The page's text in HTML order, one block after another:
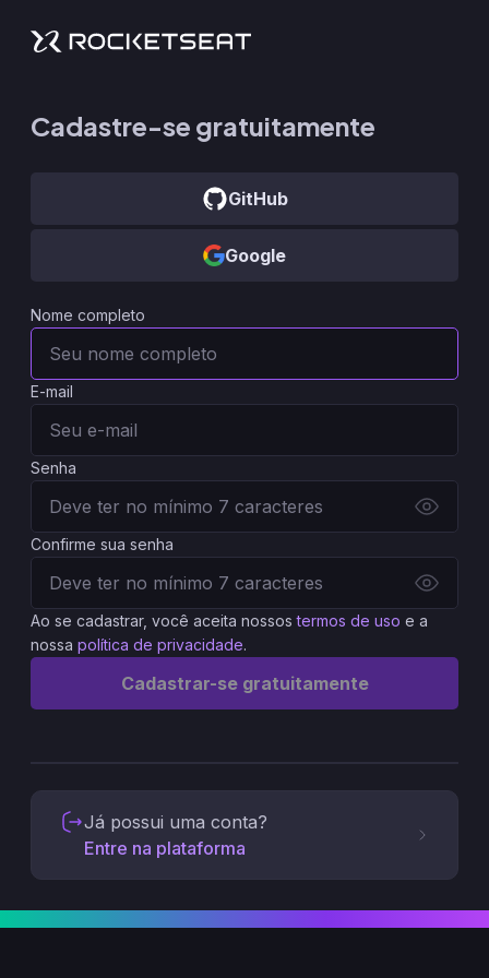
Cadastre-se gratuitamente
GitHub
Google
Nome completo
E-mail
Senha
Confirme sua senha
Ao se cadastrar, você aceita nossos termos de uso e a
nossa política de privacidade.
Cadastrar-se gratuitamente
Já possui uma conta?
Entre na plataforma